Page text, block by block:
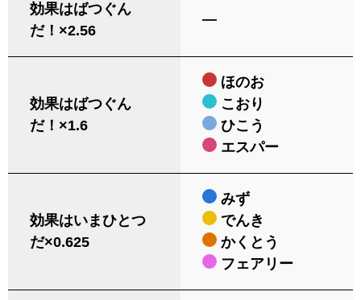
効果はばつぐん
だ！×2.56
―
効果はばつぐん
だ！×1.6
ほのお
こおり
ひこう
エスパー
効果はいまひとつ
だ×0.625
みず
でんき
かくとう
フェアリー